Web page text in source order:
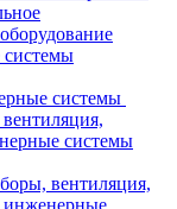
системы
системы
вентиляция,
инженерные